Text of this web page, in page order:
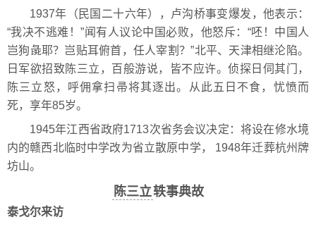
1937年（民国二十六年），卢沟桥事变爆发，他表示：
“我决不逃难！”闻有人议论中国必败，他怒斥：“呸！中国人
岂狗彘耶？岂贴耳俯首，任人宰割？”北平、天津相继沦陷。
日军欲招致陈三立，百般游说，皆不应许。侦探日伺其门，
陈三立怒，呼佣拿扫帚将其逐出。从此五日不食，忧愤而
死，享年85岁。
1945年江西省政府1713次省务会议决定：将设在修水境
内的赣西北临时中学改为省立散原中学， 1948年迁葬杭州牌
坊山。
陈三立轶事典故
泰戈尔来访